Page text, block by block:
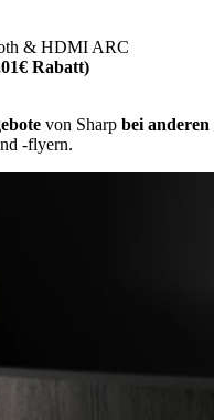
& HDMI ARC
Rabatt)
von Sharp bei
-flyern.